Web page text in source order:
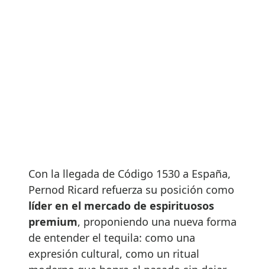
Con la llegada de Código 1530 a España,
Pernod Ricard refuerza su posición como
líder en el mercado de espirituosos
premium, proponiendo una nueva forma
de entender el tequila: como una
expresión cultural, como un ritual